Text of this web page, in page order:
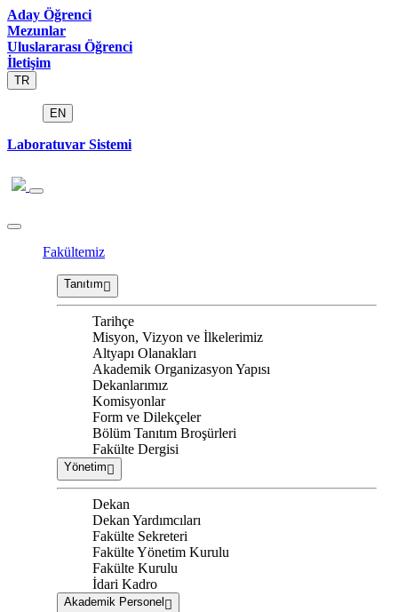
Aday Öğrenci
Mezunlar
Uluslararası Öğrenci
İletişim
TR
EN
Laboratuvar Sistemi
Fakültemiz
Tanıtım
Tarihçe
Misyon, Vizyon ve İlkelerimiz
Altyapı Olanakları
Akademik Organizasyon Yapısı
Dekanlarımız
Komisyonlar
Form ve Dilekçeler
Bölüm Tanıtım Broşürleri
Fakülte Dergisi
Yönetim
Dekan
Dekan Yardımcıları
Fakülte Sekreteri
Fakülte Yönetim Kurulu
Fakülte Kurulu
İdari Kadro
Akademik Personel